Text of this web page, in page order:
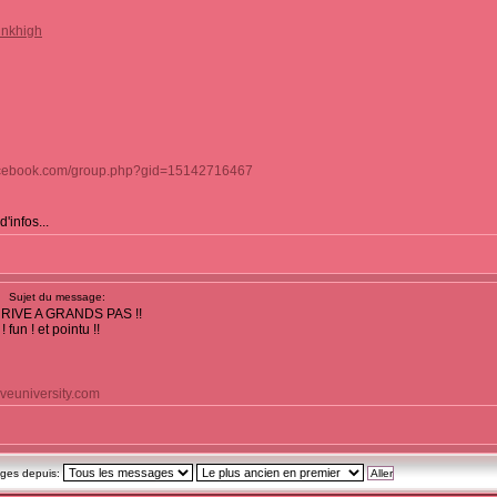
group.php?gid=15142716467
Sujet du message:
A GRANDS PAS !!
fun ! et pointu !!
depuis: